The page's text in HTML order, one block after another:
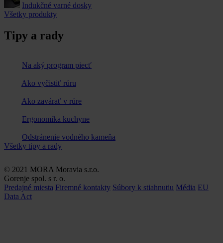
Indukčné varné dosky
Všetky produkty
Tipy a rady
Na aký program piecť
Ako vyčistiť rúru
Ako zavárať v rúre
Ergonomika kuchyne
Odstránenie vodného kameňa
Všetky tipy a rady
© 2021 MORA Moravia s.r.o.
Gorenje spol. s r. o.
Predajné miesta Firemné kontakty Súbory k stiahnutiu Média EU
Data Act